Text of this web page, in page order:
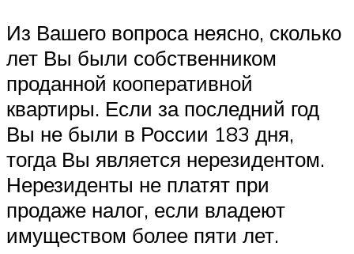
Из Вашего вопроса неясно, сколько
лет Вы были собственником
проданной кооперативной
квартиры. Если за последний год
Вы не были в России 183 дня,
тогда Вы является нерезидентом.
Нерезиденты не платят при
продаже налог, если владеют
имуществом более пяти лет.